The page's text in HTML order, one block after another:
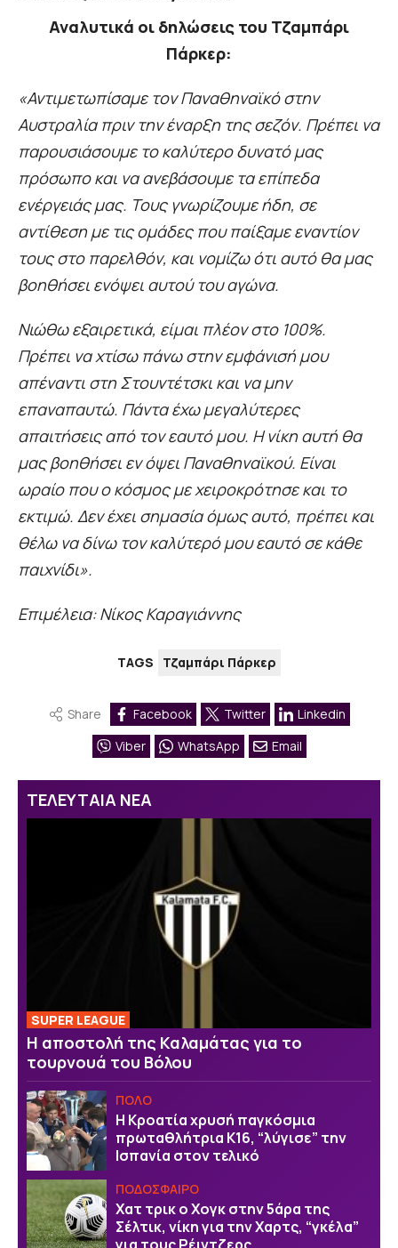
Αναλυτικά οι δηλώσεις του Τζαμπάρι
Πάρκερ:
«Αντιμετωπίσαμε τον Παναθηναϊκό στην
Αυστραλία πριν την έναρξη της σεζόν. Πρέπει να
παρουσιάσουμε το καλύτερο δυνατό μας
πρόσωπο και να ανεβάσουμε τα επίπεδα
ενέργειάς μας. Τους γνωρίζουμε ήδη, σε
αντίθεση με τις ομάδες που παίξαμε εναντίον
τους στο παρελθόν, και νομίζω ότι αυτό θα μας
βοηθήσει ενόψει αυτού του αγώνα.
Νιώθω εξαιρετικά, είμαι πλέον στο 100%.
Πρέπει να χτίσω πάνω στην εμφάνισή μου
απέναντι στη Στουντέτσκι και να μην
επαναπαυτώ. Πάντα έχω μεγαλύτερες
απαιτήσεις από τον εαυτό μου. Η νίκη αυτή θα
μας βοηθήσει εν όψει Παναθηναϊκού. Είναι
ωραίο που ο κόσμος με χειροκρότησε και το
εκτιμώ. Δεν έχει σημασία όμως αυτό, πρέπει και
θέλω να δίνω τον καλύτερό μου εαυτό σε κάθε
παιχνίδι».
Επιμέλεια: Νίκος Καραγιάννης
TAGS Τζαμπάρι Πάρκερ
Share Facebook Twitter
Linkedin
Viber
WhatsApp Email
ΤΕΛΕΥΤΑΙΑ ΝΕΑ
SUPER LEAGUE
Η αποστολή της Καλαμάτας για το
τουρνουά του Βόλου
ΠΟΛΟ
Η Κροατία χρυσή παγκόσμια
πρωταθλήτρια Κ16, “λύγισε” την
Ισπανία στον τελικό
ΠΟΔΟΣΦΑΙΡΟ
Χατ τρικ ο Χογκ στην 5άρα της
Σέλτικ, νίκη για την Χαρτς, “γκέλα”